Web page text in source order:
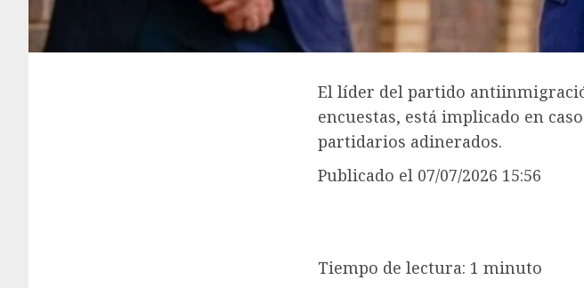
El líder del partido
encuestas, está implicado en
partidarios adinerados.
Publicado el 07/07/2026 15:56
Tiempo de lectura: 1 minuto